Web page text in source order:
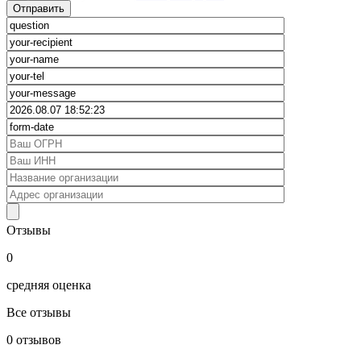
Отзывы
0
средняя оценка
Все отзывы
0 отзывов